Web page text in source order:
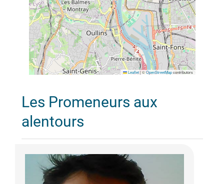
Leaflet |©OpenStreetMapcontributors
Les Promeneurs aux
alentours